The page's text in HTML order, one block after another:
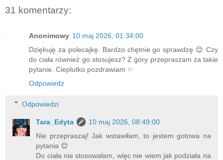
31 komentarzy:
Anonimowy 10 maj 2026, 01:34:00
Dziękuję za polecajkę. Bardzo chętnie go sprawdzę 😊 Czy
do ciała również go stosujesz? Z góry przepraszam za takie
pytanie. Cieplutko pozdrawiam ✨
Odpowiedz
Odpowiedzi
Tara_Edyta
10 maj 2026, 08:49:00
Nie przepraszaj! Jak wstawiłam, to jestem gotowa na
pytania 😊
Do ciała nie stosowałam, więc nie wiem jak podziała na